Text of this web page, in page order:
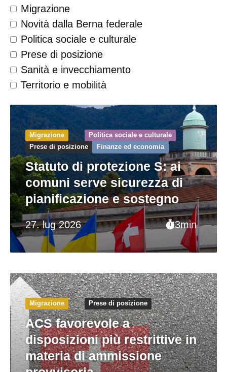
Migrazione
Novità dalla Berna federale
Politica sociale e culturale
Prese di posizione
Sanità e invecchiamento
Territorio e mobilità
27. lug 2026 3min
Migrazione
Politica sociale e culturale
Prese di posizione
Finanze ed economia
Statuto di protezione S: ai
comuni serve sicurezza di
pianificazione e sostegno
Migrazione Prese di posizione
ACS favorevole a
disposizioni più restrittive in
materia di ammissione